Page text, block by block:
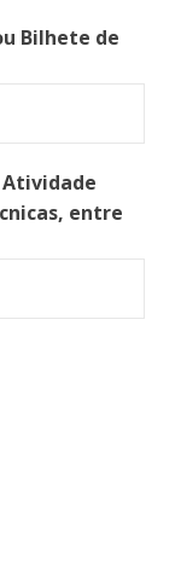
Bilhete de
Atividade
entre